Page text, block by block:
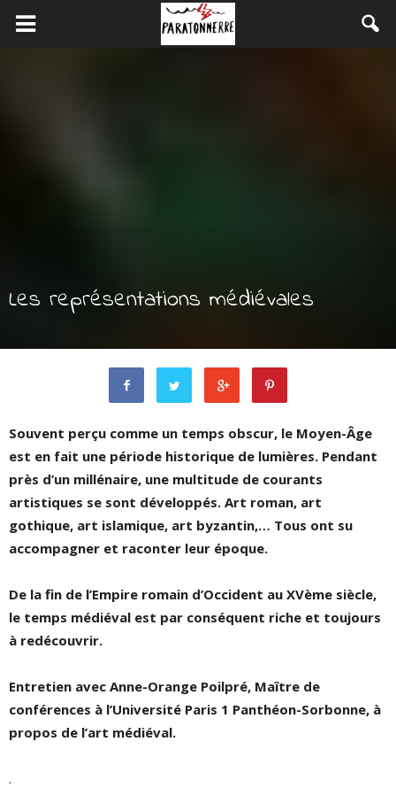
Les représentations médiévales
Souvent perçu comme un temps obscur, le Moyen-Âge
est en fait une période historique de lumières. Pendant
près d’un millénaire, une multitude de courants
artistiques se sont développés. Art roman, art
gothique, art islamique, art byzantin,… Tous ont su
accompagner et raconter leur époque.
De la fin de l’Empire romain d’Occident au XVème siècle,
le temps médiéval est par conséquent riche et toujours
à redécouvrir.
Entretien avec Anne-Orange Poilpré, Maître de
conférences à l’Université Paris 1 Panthéon-Sorbonne, à
propos de l’art médiéval.
.